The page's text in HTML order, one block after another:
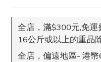
全店，滿$300元,免
16公斤或以上的重品
全店，偏遠地區- 港